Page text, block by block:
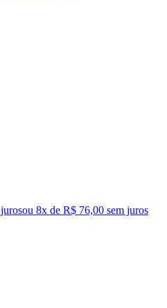
ou 8x de R$ 76,00 sem juros